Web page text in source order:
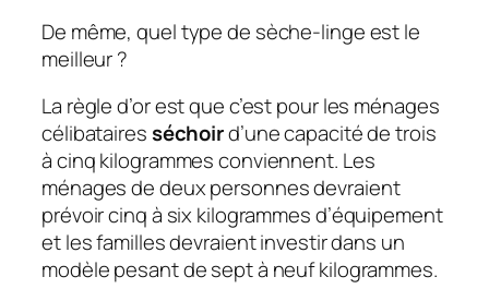
De même, quel type de sèche-linge est le
meilleur ?
La règle d’or est que c’est pour les ménages
célibatairesséchoird’une capacité de trois
à cinq kilogrammes conviennent. Les
ménages de deux personnes devraient
prévoir cinq à six kilogrammes d’équipement
et les familles devraient investir dans un
modèle pesant de sept à neuf kilogrammes.